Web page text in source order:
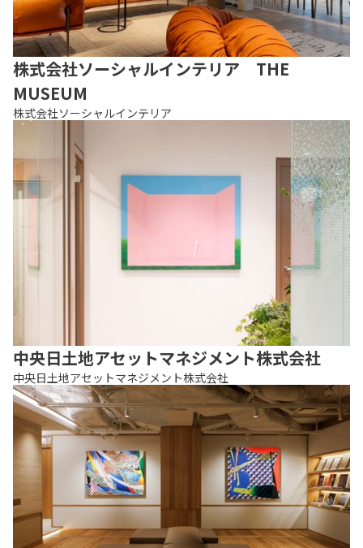
株式会社ソーシャルインテリア THE
MUSEUM
株式会社ソーシャルインテリア
中央日土地アセットマネジメント株式会社
中央日土地アセットマネジメント株式会社